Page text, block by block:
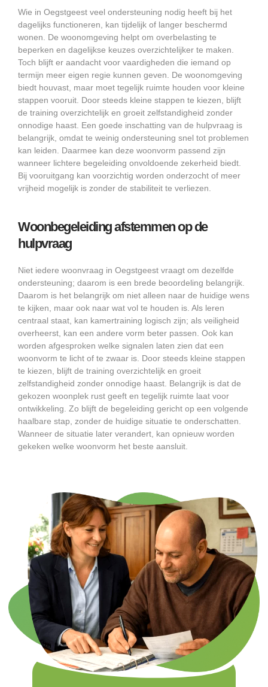
Wie in Oegstgeest veel ondersteuning nodig heeft bij het
dagelijks functioneren, kan tijdelijk of langer beschermd
wonen. De woonomgeving helpt om overbelasting te
beperken en dagelijkse keuzes overzichtelijker te maken.
Toch blijft er aandacht voor vaardigheden die iemand op
termijn meer eigen regie kunnen geven. De woonomgeving
biedt houvast, maar moet tegelijk ruimte houden voor kleine
stappen vooruit. Door steeds kleine stappen te kiezen, blijft
de training overzichtelijk en groeit zelfstandigheid zonder
onnodige haast. Een goede inschatting van de hulpvraag is
belangrijk, omdat te weinig ondersteuning snel tot problemen
kan leiden. Daarmee kan deze woonvorm passend zijn
wanneer lichtere begeleiding onvoldoende zekerheid biedt.
Bij vooruitgang kan voorzichtig worden onderzocht of meer
vrijheid mogelijk is zonder de stabiliteit te verliezen.
Woonbegeleiding afstemmen op de
hulpvraag
Niet iedere woonvraag in Oegstgeest vraagt om dezelfde
ondersteuning; daarom is een brede beoordeling belangrijk.
Daarom is het belangrijk om niet alleen naar de huidige wens
te kijken, maar ook naar wat vol te houden is. Als leren
centraal staat, kan kamertraining logisch zijn; als veiligheid
overheerst, kan een andere vorm beter passen. Ook kan
worden afgesproken welke signalen laten zien dat een
woonvorm te licht of te zwaar is. Door steeds kleine stappen
te kiezen, blijft de training overzichtelijk en groeit
zelfstandigheid zonder onnodige haast. Belangrijk is dat de
gekozen woonplek rust geeft en tegelijk ruimte laat voor
ontwikkeling. Zo blijft de begeleiding gericht op een volgende
haalbare stap, zonder de huidige situatie te onderschatten.
Wanneer de situatie later verandert, kan opnieuw worden
gekeken welke woonvorm het beste aansluit.